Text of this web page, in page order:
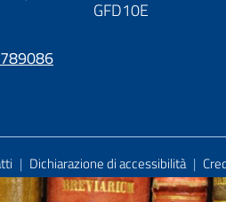
GFD10E
| Dichiarazione di accessibilità |